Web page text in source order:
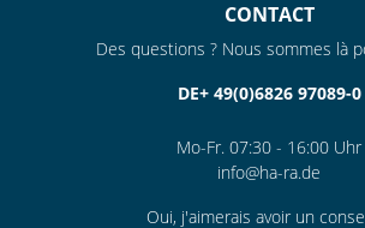
CONTACT
Des questions ? Nous sommes là
DE+ 49(0)6826 97089-0
Mo-Fr. 07:30 - 16:00 Uhr
info@ha-ra.de
Oui, j'aimerais avoir un